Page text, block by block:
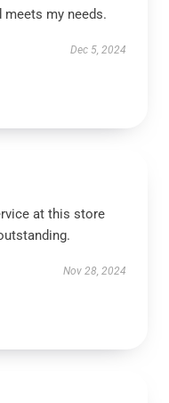
my needs.
Dec 5, 2024
at this store
Nov 28, 2024